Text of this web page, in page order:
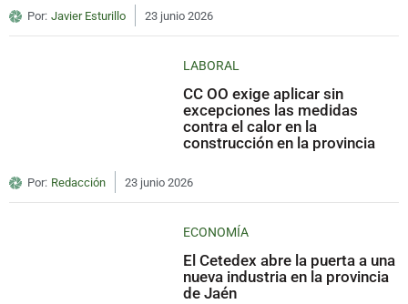
Por: Javier Esturillo 23 junio 2026
LABORAL
CC OO exige aplicar sin
excepciones las medidas
contra el calor en la
construcción en la provincia
Por: Redacción 23 junio 2026
ECONOMÍA
El Cetedex abre la puerta a una
nueva industria en la provincia
de Jaén